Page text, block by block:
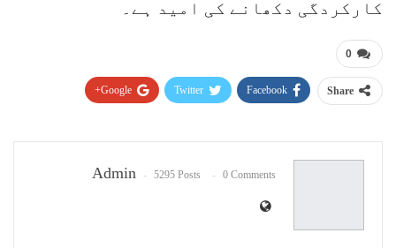
کارکردگی دکھانے کی امید ہے۔
0
Share
Facebook
Twitter
Google+
Admin 5295 Posts 0 Comments